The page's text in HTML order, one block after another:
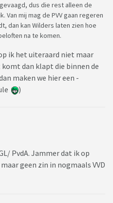
dus die rest alleen de
Van mij mag de PVV gaan regeren
dan kan Wilders laten zien hoe
na te komen.
ik het uiteraard niet maar
dan klapt die binnen de
maken we hier een -
)
PvdA. Jammer dat ik op
geen zin in nogmaals VVD